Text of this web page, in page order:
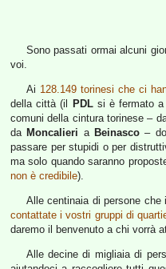
Sono passati ormai alcuni
voi.
Ai 128.149 torinesi che ci
della città (il
PDLsi è fermato a
comuni della cintura torinese –
da Moncalieri a Beinasco–
passare per stupidi o per
ma solo quando saranno
non è credibile).
Alle centinaia di persone
contattate i vostri gruppi di
daremo il benvenuto a chi vorrà
Alle decine di migliaia di